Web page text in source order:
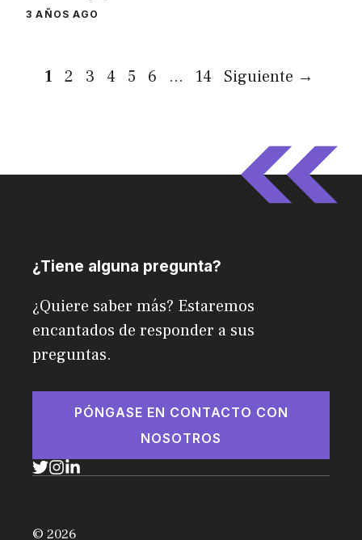
3 AÑOS AGO
Página
1 Página
2 Página
3 Página
4 Página
5 Página
6 … Página
14 Siguiente →
¿Tiene alguna pregunta?
¿Quiere saber más? Estaremos
encantados de responder a sus
preguntas.
PÓNGASE EN CONTACTO CON
NOSOTROS
© 2026